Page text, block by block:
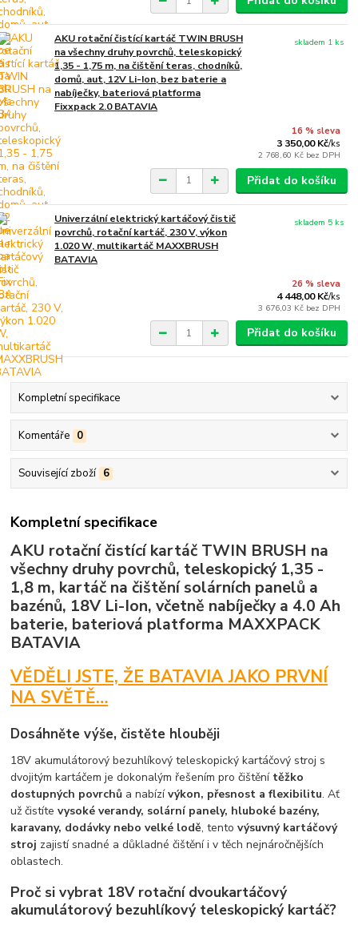
AKU rotační čistící kartáč TWIN BRUSH
na všechny druhy povrchů, teleskopický
1,35 - 1,75 m, na čištění teras, chodníků,
domů, aut, 12V Li-Ion, bez baterie a
nabíječky, bateriová platforma
Fixxpack 2.0 BATAVIA
16 % sleva
3 350,00 Kč/ks
2 768,60 Kč bez DPH
skladem 1 ks
Přidat do košíku
Univerzální elektrický kartáčový čistič
povrchů, rotační kartáč, 230 V, výkon
1.020 W, multikartáč MAXXBRUSH
BATAVIA
26 % sleva
4 448,00 Kč/ks
3 676,03 Kč bez DPH
skladem 5 ks
Přidat do košíku
Kompletní specifikace
Komentáře 0
Související zboží 6
Kompletní specifikace
AKU rotační čistící kartáč TWIN BRUSH na
všechny druhy povrchů, teleskopický 1,35 -
1,8 m, kartáč na čištění solárních panelů a
bazénů, 18V Li-Ion, včetně nabíječky a 4.0 Ah
baterie, bateriová platforma MAXXPACK
BATAVIA
VĚDĚLI JSTE, ŽE BATAVIA JAKO PRVNÍ
NA SVĚTĚ…
Dosáhněte výše, čistěte hlouběji
18V akumulátorový bezuhlíkový teleskopický kartáčový stroj s
dvojitým kartáčem je dokonalým řešením pro čištění těžko
dostupných povrchů a nabízívýkon, přesnost a flexibilitu. Ať
už čistítevysoké verandy, solární panely, hluboké bazény,
karavany, dodávky nebo velké lodě, tentovýsuvný kartáčový
stroj zajistí snadné a důkladné čištění i v těch nejnáročnějších
oblastech.
Proč si vybrat 18V rotační dvoukartáčový
akumulátorový bezuhlíkový teleskopický kartáč?